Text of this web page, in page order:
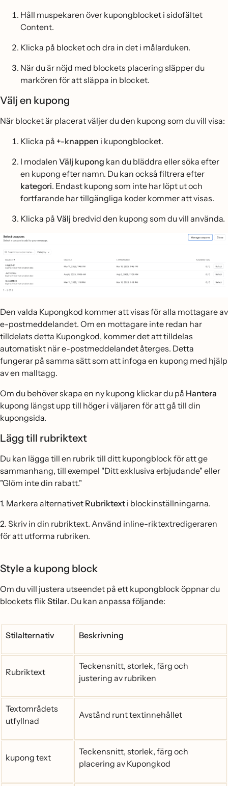
Håll muspekaren över kupongblocket i sidofältet
Content.
Klicka på blocket och dra in det i målarduken.
När du är nöjd med blockets placering släpper du
markören för att släppa in blocket.
Välj en kupong
När blocket är placerat väljer du den kupong som du vill visa:
Klicka på +-knappen i kupongblocket.
I modalen Välj kupong kan du bläddra eller söka efter
en kupong efter namn. Du kan också filtrera efter
kategori. Endast kupong som inte har löpt ut och
fortfarande har tillgängliga koder kommer att visas.
Klicka på Välj bredvid den kupong som du vill använda.
Den valda Kupongkod kommer att visas för alla mottagare av
e-postmeddelandet. Om en mottagare inte redan har
tilldelats detta Kupongkod, kommer det att tilldelas
automatiskt när e-postmeddelandet återges. Detta
fungerar på samma sätt som att infoga en kupong med hjälp
av en malltagg.
Om du behöver skapa en ny kupong klickar du på Hantera
kupong längst upp till höger i väljaren för att gå till din
kupongsida.
Lägg till rubriktext
Du kan lägga till en rubrik till ditt kupongblock för att ge
sammanhang, till exempel "Ditt exklusiva erbjudande" eller
"Glöm inte din rabatt."
1. Markera alternativet Rubriktext i blockinställningarna.
2. Skriv in din rubriktext. Använd inline-riktextredigeraren
för att utforma rubriken.
Style a kupong block
Om du vill justera utseendet på ett kupongblock öppnar du
blockets flik Stilar. Du kan anpassa följande:
Stilalternativ Beskrivning
Rubriktext
Teckensnitt, storlek, färg och
justering av rubriken
Textområdets
utfyllnad
Avstånd runt textinnehållet
kupong text
Teckensnitt, storlek, färg och
placering av Kupongkod